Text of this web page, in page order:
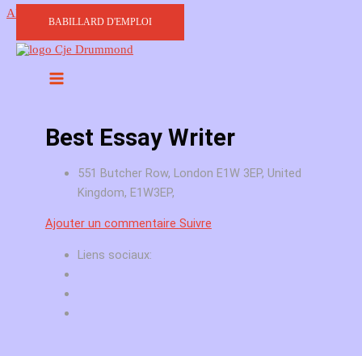
Aller au contenu
BABILLARD D'EMPLOI
Best Essay Writer
551 Butcher Row, London E1W 3EP, United
Kingdom, E1W3EP,
Ajouter un commentaire Suivre
Liens sociaux: